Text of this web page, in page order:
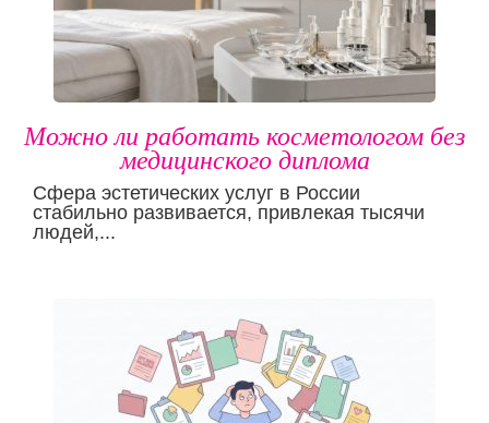
Можно ли работать косметологом без
медицинского диплома
Сфера эстетических услуг в России
стабильно развивается, привлекая тысячи
людей,...